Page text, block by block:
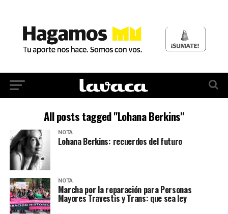
All posts tagged "Lohana Berkins"
NOTA
Lohana Berkins: recuerdos del futuro
NOTA
Marcha por la reparación para Personas
Mayores Travestis y Trans: que sea ley